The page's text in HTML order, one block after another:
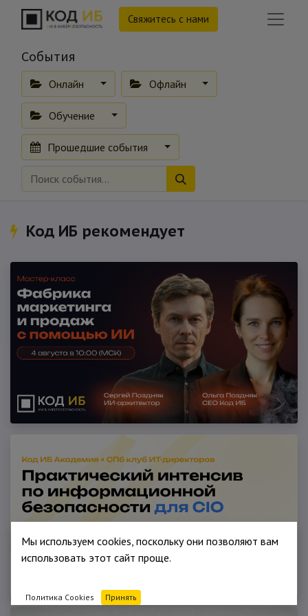
Свяжитесь с нами
События
Онлайн Офлайн
Обучение
Прошедшие события
Код ИБ рекомендует
Мы используем cookies, поскольку они позволяют вам
использовать этот сайт проще.
Политика Cookies Принять